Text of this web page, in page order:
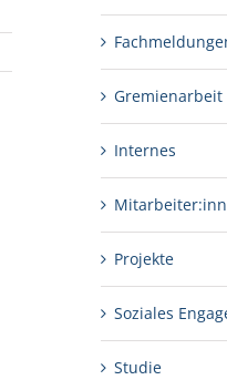
Gremienarbeit
Internes
Projekte
Soziales
Studie